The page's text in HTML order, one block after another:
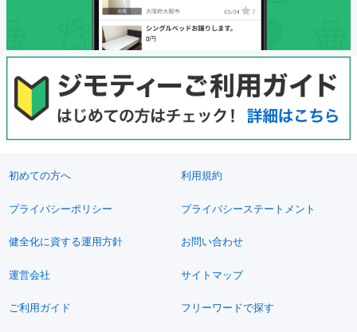
初めての方へ 利用規約
プライバシーポリシー プライバシーステートメント
健全化に資する運用方針 お問い合わせ
運営会社 サイトマップ
ご利用ガイド フリーワードで探す